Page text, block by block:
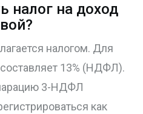
налог на доход
налогом. Для
13% (НДФЛ).
3-НДФЛ
как